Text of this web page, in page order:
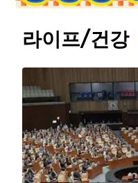
라이프/건강